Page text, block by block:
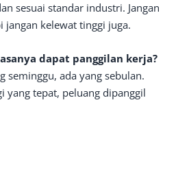
sesuai standar industri. Jangan
jangan kelewat tinggi juga.
dapat panggilan kerja?
seminggu, ada yang sebulan.
yang tepat, peluang dipanggil